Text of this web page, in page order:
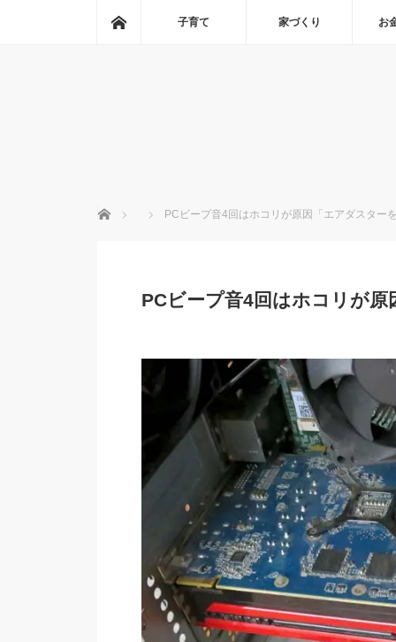
ホーム子育て 家づくり お
ホーム PCビープ音4回はホコリが原因「エアダスター
PCビープ音4回はホコリが